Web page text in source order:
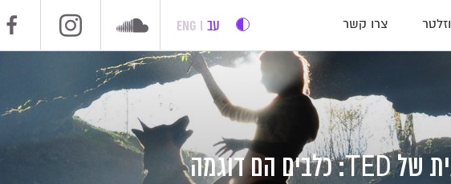
צרו קשר עב ENG
ההרצאה השבועית של TED: כלבים הם דוגמה